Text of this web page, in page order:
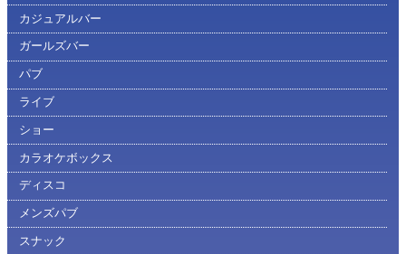
カジュアルバー
ガールズバー
パブ
ライブ
ショー
カラオケボックス
ディスコ
メンズパブ
スナック